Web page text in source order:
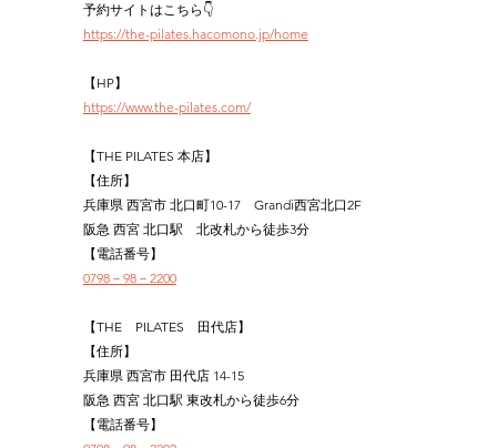
予約サイトはこちら👇
https://the-pilates.hacomono.jp/home
【HP】
https://www.the-pilates.com/
【THE PILATES 本店】
【住所】
兵庫県 西宮市 北口町10-17　Grandi西宮北口2F
阪急 西宮 北口駅　北改札から徒歩3分
【電話番号】
0798－98－2200
【THE　PILATES　田代店】
【住所】
兵庫県 西宮市 田代店 14-15
阪急 西宮 北口駅 東改札から徒歩6分
【電話番号】